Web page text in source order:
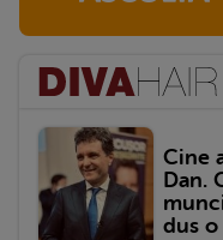
Cine
Dan.
dus o